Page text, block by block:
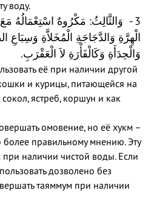
воду.
3 - وَالثَّالِثُ: مَكْرُوهٌ اسْتِعْمَالُهُ
الْهِرَّةِ وَالدَّجَاجَةِ الْمُخَلاَّةِ وَسِبَاعِ
وَالْحِدَأَةِ وَكَالْفَأْرَةِ لاَ الْعَقْرَبِ.
её при наличии другой
и курицы, питающейся на
ястреб, коршун и как
омовение, но её хукм –
более правильному мнению. Эту
при наличии чистой воды. Если
дозволено без
таяммум при наличии